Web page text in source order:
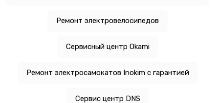
Ремонт электровелосипедов
Сервисный центр Okami
Ремонт электросамокатов Inokim с гарантией
Сервис центр DNS